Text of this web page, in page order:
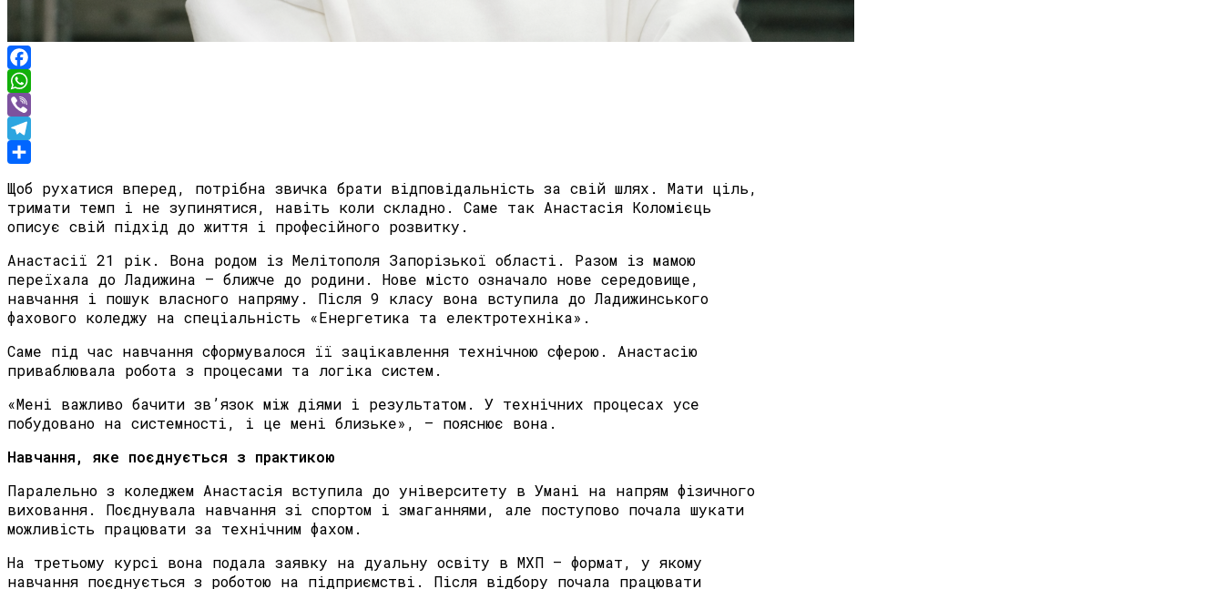
Facebook
WhatsApp
Viber
Telegram
Щоб рухатися вперед, потрібна звичка брати відповідальність за свій шлях. Мати ціль,
тримати темп і не зупинятися, навіть коли складно. Саме так Анастасія Коломієць
описує свій підхід до життя і професійного розвитку.
Анастасії 21 рік. Вона родом із Мелітополя Запорізької області. Разом із мамою
переїхала до Ладижина — ближче до родини. Нове місто означало нове середовище,
навчання і пошук власного напряму. Після 9 класу вона вступила до Ладижинського
фахового коледжу на спеціальність «Енергетика та електротехніка».
Саме під час навчання сформувалося її зацікавлення технічною сферою. Анастасію
приваблювала робота з процесами та логіка систем.
«Мені важливо бачити зв’язок між діями і результатом. У технічних процесах усе
побудовано на системності, і це мені близьке», — пояснює вона.
Навчання, яке поєднується з практикою
Паралельно з коледжем Анастасія вступила до університету в Умані на напрям фізичного
виховання. Поєднувала навчання зі спортом і змаганнями, але поступово почала шукати
можливість працювати за технічним фахом.
На третьому курсі вона подала заявку на дуальну освіту в МХП — формат, у якому
навчання поєднується з роботою на підприємстві. Після відбору почала працювати